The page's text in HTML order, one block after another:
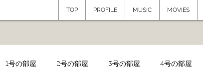
TOP PROFILE MUSIC MOVIES
1号の部屋 2号の部屋 3号の部屋 4号の部屋